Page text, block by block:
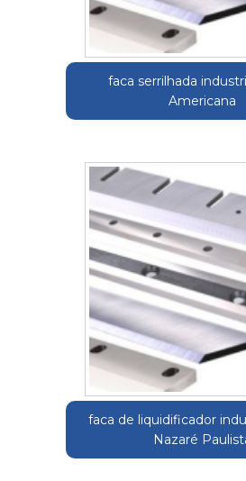
faca serrilhada
Americana
faca de liquidificador
Nazaré